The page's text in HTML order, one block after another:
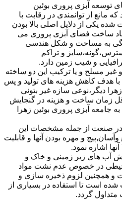
توسعه آبزی پروری بوئین
که مانع از توانمندی در رقابت با
شده یکی از دلایل اصلی بالا بودن
زیاد ساخت فضای آبزی پروری می
به مساحت و شکل هندسی
و تراکم
و شیب زمین دارد.
غیر مسلح و یا ترکیب این دو ساخته
هدف کاهش هزینه های تولید و پس
دیگر،نوعی سازه غیر بتونی
زمان ساخت و هزینه در گنجایش
جامعه آبزی پروری بوئین زهرا
صنعت از جمله مشخصات این
و مهره بودن آنها و قابلیت
اشاره نمود.
آب های زیر زمینی و خاک و
در خصوص عدم نشت مواد
و همچنین لزوم ذخیره سازی و
شده است تا استفاده در بسیاری از
متداول گردد.